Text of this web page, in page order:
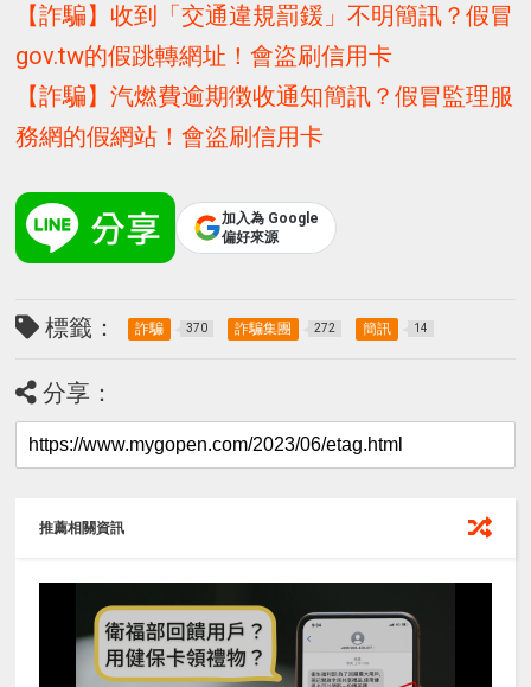
【詐騙】收到「交通違規罰鍰」不明簡訊？假冒
gov.tw的假跳轉網址！會盜刷信用卡
【詐騙】汽燃費逾期徴收通知簡訊？假冒監理服
務網的假網站！會盜刷信用卡
加入為 Google
偏好來源
標籤： 詐騙 370 詐騙集團 272 簡訊 14
分享：
推薦相關資訊